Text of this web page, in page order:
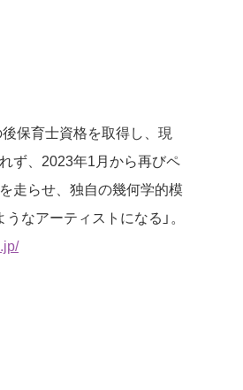
保育士資格を取得し、現
ず、2023年1月から再びペ
走らせ、独自の幾何学的模
なアーティストになる」。